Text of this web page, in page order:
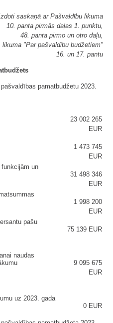
saskaņā ar Pašvaldību likuma
10. panta pirmās daļas 1. punktu,
48. panta pirmo un otro daļu,
likuma "Par pašvaldību budžetiem"
16. un 17. pantu
pamatbudžetu 2023.
23 002 265
EUR
1 473 745
EUR
un
31 498 346
EUR
1 998 200
EUR
pašu
75 139 EUR
naudas
9 095 675
EUR
uz 2023. gada
0 EUR